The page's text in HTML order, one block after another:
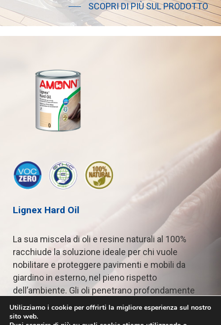
SCOPRI DI PIÙ SUL PRODOTTO
Lignex Hard Oil
La sua miscela di oli e resine naturali al 100%
racchiudela soluzione ideale per chi vuole
nobilitare e proteggere pavimenti e mobili da
giardino in esterno, nel pieno rispetto
dell’ambiente. Gli oli penetrano profondamente
nel
legno, nutrendolo dall’interno
conservandolo
alungo
Utilizziamo i cookie per offrirti la migliore esperienza sul nostro
sito web.